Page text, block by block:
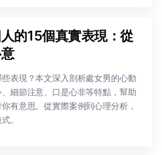
的15個真實表現：從
表現？本文深入剖析處女男的心動
細節注意、口是心非等特點，幫助
有意思。從實際案例到心理分析，
。